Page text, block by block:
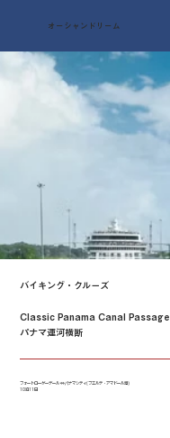
オーシャンドリーム
バイキング・クルーズ
Classic Panama Canal Passage
パナマ運河横断
フォートローダーデール ⇔ パナマシティ(フエルテ・アマドール港)
10泊11日